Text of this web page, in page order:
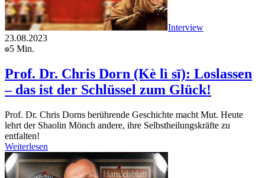
Interview
23.08.2023
5 Min.
Prof. Dr. Chris Dorn (Kè lì sī): Loslassen
– das ist der Schlüssel zum Glück!
Prof. Dr. Chris Dorns berührende Geschichte macht Mut. Heute
lehrt der Shaolin Mönch andere, ihre Selbstheilungskräfte zu
entfalten!
Weiterlesen